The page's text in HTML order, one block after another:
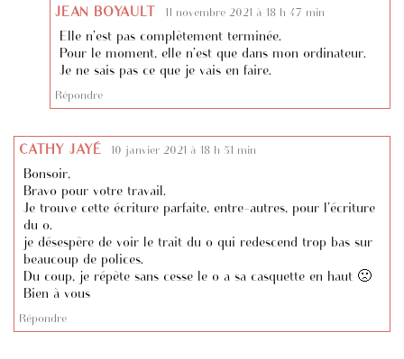
JEAN BOYAULT 11 novembre 2021 à 18 h 47 min
Elle n’est pas complètement terminée.
Pour le moment, elle n’est que dans mon ordinateur.
Je ne sais pas ce que je vais en faire.
Répondre
CATHY JAYÉ 10 janvier 2021 à 18 h 51 min
Bonsoir,
Bravo pour votre travail.
Je trouve cette écriture parfaite, entre-autres, pour l’écriture
du o.
je désespère de voir le trait du o qui redescend trop bas sur
beaucoup de polices.
Du coup, je répète sans cesse le o a sa casquette en haut 🙁
Bien à vous
Répondre